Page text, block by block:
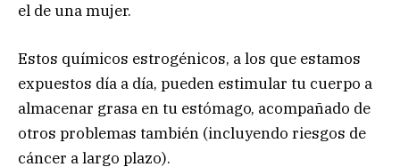
el de una mujer.
Estos químicos estrogénicos, a los que estamos
expuestos día a día, pueden estimular tu cuerpo a
almacenar grasa en tu estómago, acompañado de
otros problemas también (incluyendo riesgos de
cáncer a largo plazo).